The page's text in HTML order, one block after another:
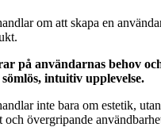
om att skapa en
på användarnas behov
intuitiv upplevelse.
inte bara om estetik,
övergripande